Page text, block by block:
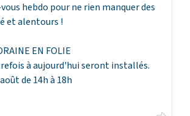
hebdo pour ne rien manquer des
et alentours !
EN FOLIE
à aujourd'hui seront installés.
de 14h à 18h